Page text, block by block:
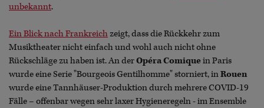
unbekannt.
Ein Blick nach Frankreichzeigt, dass die Rückkehr zum
Musiktheater nicht einfach und wohl auch nicht ohne
Rückschläge zu haben ist. An derOpéra Comiquein Paris
wurde eine Serie "Bourgeois Gentilhomme" storniert, inRouen
wurde eine Tannhäuser-Produktion durch mehrere COVID-19
Fälle – offenbar wegen sehr laxer Hygieneregeln - im Ensemble